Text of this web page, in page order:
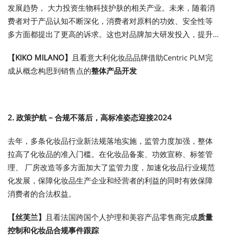
发展趋势， 大力投资生物科技护肤的相关产业。未来，随着消
费者对于产品认知不断深化，消费者对原料的功效、安全性等
多方面都提出了更高的诉求。这也对品牌加大研发投入，提升
【KIKO MILANO】
且看意大利化妆品品牌借助Centric PLM完
成从概念构思到销售点的整体产品开发
2. 政策护航 – 合规不落后，高标准姿态迎接2024
去年，多条化妆品行业新法规落地实施，监管力度加强，整体
拉高了化妆品的准入门槛。在化妆品备案、功效宣称、标签管
理、 厂房改造等多方面加大了监管力度，加速化妆品行业规范
化发展，保障化妆品生产企业和经营者的利益的同时有效保障
消费者的合法权益。
【丝芙兰】 且看法国跨国个人护理和美容产品零售商完成质量
控制和化妆品合规事件跟踪